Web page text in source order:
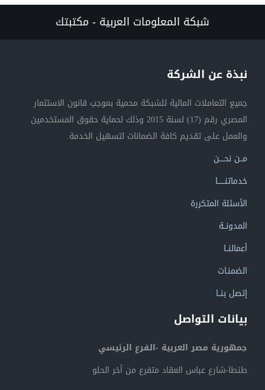
شبكة المعلومات العربية - مكتبتك
نبذة عن الشركة
جميع التعاملات المالية للشبكة محمية بموجب قانون الاستثمار
المصري رقم (17) لسنة 2015 وذلك لحماية حقوق المستخدمين
والعمل على تقديم كافة الضمانات لتسهيل الخدمة.
مــن نحــــن
خدماتنــــــا
الأسئلة المتكررة
المدونــة
أعمالنــا
الضمنـات
إتصل بنــا
بيانات التواصل
جمهورية مصر العربية -الفرع الرئيسي
طنطا-شارع عباس العقاد متفرع من أخر الحلو